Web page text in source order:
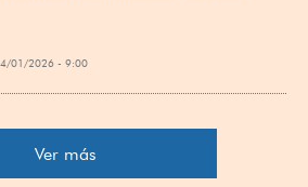
01/2026 - 9:00
Ver más